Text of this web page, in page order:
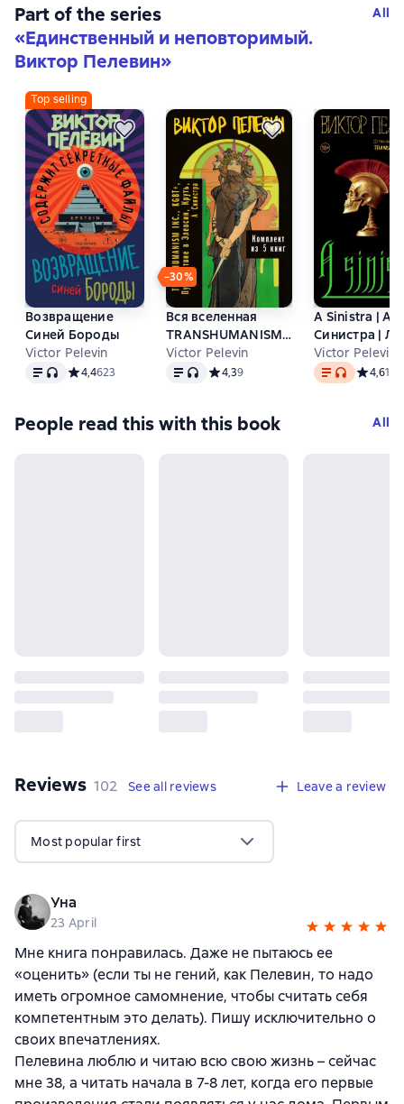
Part of the series
«Единственный и неповторимый.
Виктор Пелевин»
All
Top selling
Возвращение
Синей Бороды
Victor Pelevin
Text, audio format available
Средний рейтинг 4,4 на основе 623 оценок
4,4623
−30%
Вся вселенная
TRANSHUMANISM
INC.: комплект из 5
книг
Victor Pelevin
Text, audio format available
Средний рейтинг 4,3 на основе 9
4,39
A Sinistra | А
Синистра |
Путь
Victor Pelevin
Text, audioСредний
4,6
People read this with this book All
Reviews 102 reviews
102 See all reviews Leave a review
Most popular first
Уна
23 April
Мне книга понравилась. Даже не пытаюсь ее
«оценить» (если ты не гений, как Пелевин, то надо
иметь огромное самомнение, чтобы считать себя
компетентным это делать). Пишу исключительно о
своих впечатлениях.
Пелевина люблю и читаю всю свою жизнь – сейчас
мне 38, а читать начала в 7-8 лет, когда его первые